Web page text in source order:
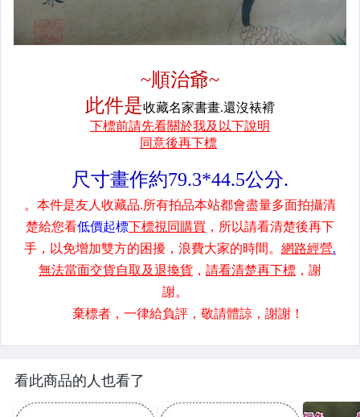
看此商品的人也看了